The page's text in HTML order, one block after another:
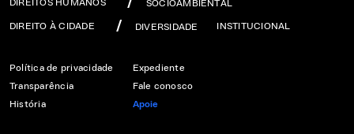
DIREITOS HUMANOS SOCIOAMBIENTAL
DIREITO À CIDADE DIVERSIDADE INSTITUCIONAL
Política de privacidade
Transparência
História
Expediente
Fale conosco
Apoie